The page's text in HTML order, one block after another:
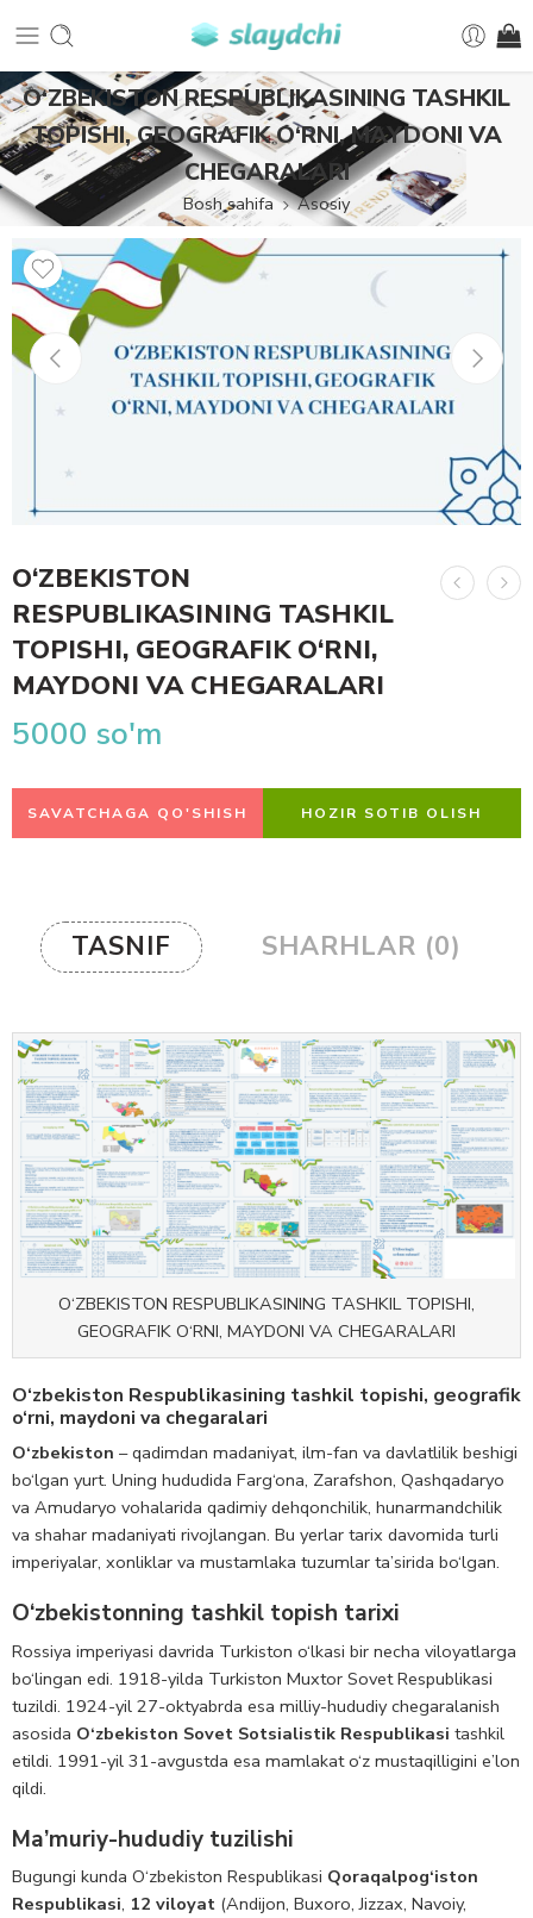
O‘ZBEKISTON RESPUBLIKASINING TASHKIL
TOPISHI, GEOGRAFIK O‘RNI, MAYDONI VA
CHEGARALARI
Bosh sahifa Asosiy
O‘ZBEKISTON
RESPUBLIKASINING TASHKIL
TOPISHI, GEOGRAFIK O‘RNI,
MAYDONI VA CHEGARALARI
5000 so'm
SAVATCHAGA QO'SHISH HOZIR SOTIB OLISH
TASNIF SHARHLAR (0)
O‘ZBEKISTON RESPUBLIKASINING TASHKIL TOPISHI,
GEOGRAFIK O‘RNI, MAYDONI VA CHEGARALARI
O‘zbekiston Respublikasining tashkil topishi, geografik
o‘rni, maydoni va chegaralari
O‘zbekiston – qadimdan madaniyat, ilm-fan va davlatlilik beshigi
bo‘lgan yurt. Uning hududida Farg‘ona, Zarafshon, Qashqadaryo
va Amudaryo vohalarida qadimiy dehqonchilik, hunarmandchilik
va shahar madaniyati rivojlangan. Bu yerlar tarix davomida turli
imperiyalar, xonliklar va mustamlaka tuzumlar ta’sirida bo‘lgan.
O‘zbekistonning tashkil topish tarixi
Rossiya imperiyasi davrida Turkiston o‘lkasi bir necha viloyatlarga
bo‘lingan edi. 1918-yilda Turkiston Muxtor Sovet Respublikasi
tuzildi. 1924-yil 27-oktyabrda esa milliy-hududiy chegaralanish
asosida O‘zbekiston Sovet Sotsialistik Respublikasi tashkil
etildi. 1991-yil 31-avgustda esa mamlakat o‘z mustaqilligini e’lon
qildi.
Ma’muriy-hududiy tuzilishi
Bugungi kunda O‘zbekiston Respublikasi Qoraqalpog‘iston
Respublikasi, 12 viloyat (Andijon, Buxoro, Jizzax, Navoiy,